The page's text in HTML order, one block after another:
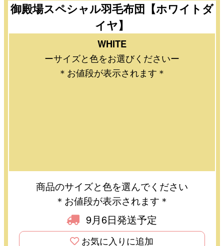
御殿場スペシャル羽毛布団【ホワイトダ
イヤ】
WHITE
ーサイズと色をお選びくださいー
＊お値段が表示されます＊
商品のサイズと色を選んでください
＊お値段が表示されます＊
9月6日発送予定
お気に入りに追加